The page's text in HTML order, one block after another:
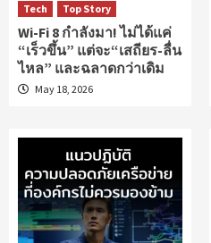
Tech
Top Story
Wi-Fi 8 กำลังมา! ไม่ได้แค่
“เร็วขึ้น” แต่จะ“เสถียร-ลื่น
ไหล” และฉลาดกว่าเดิม
May 18, 2026